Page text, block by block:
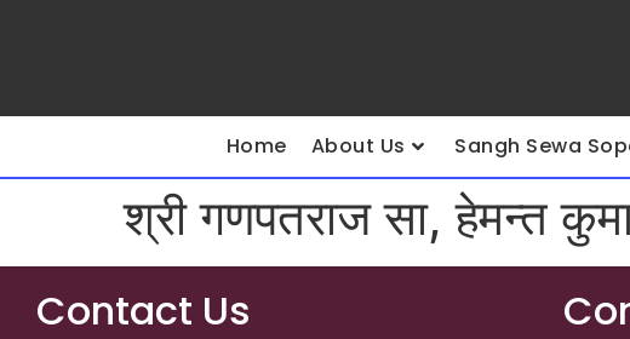
Home About Us Sangh Sewa
श्री गणपतराज सा, हेमन्त
Contact Us